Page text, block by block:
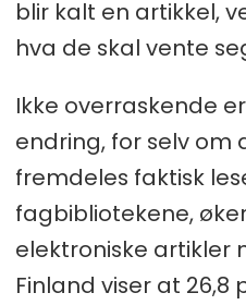
blir kalt en artikkel,
hva de skal vente
Ikke overraskende
endring, for selv om
fremdeles faktisk
fagbibliotekene,
elektroniske artikler
Finland viser at 26,8